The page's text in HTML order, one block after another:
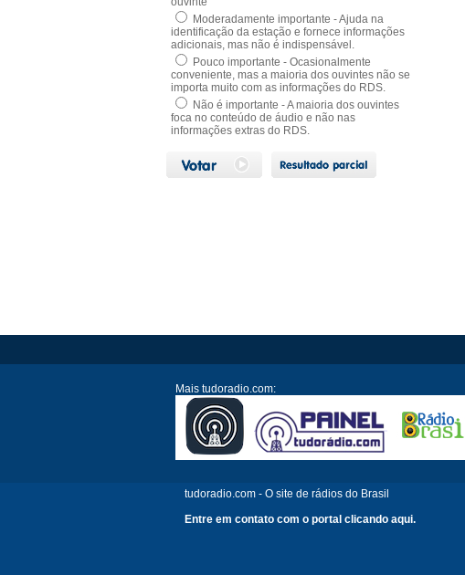
Moderadamente importante - Ajuda na
identificação da estação e fornece informações
adicionais, mas não é indispensável.
Pouco importante - Ocasionalmente
conveniente, mas a maioria dos ouvintes não se
importa muito com as informações do RDS.
Não é importante - A maioria dos ouvintes
foca no conteúdo de áudio e não nas
informações extras do RDS.
Mais tudoradio.com:
tudoradio.com - O site de rádios do Brasil
Entre em contato com o portal clicando aqui.